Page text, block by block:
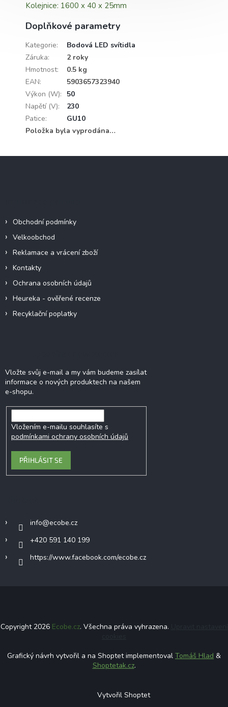
Kolejnice: 1600 x 40 x 25mm
Doplňkové parametry
Kategorie:
Bodová LED svítidla
Záruka:
2 roky
Hmotnost:
0.5 kg
EAN:
5903657323940
Výkon (W):
50
Napětí (V):
230
Patice:
GU10
Položka byla vyprodána…
Obchodní podmínky
Velkoobchod
Reklamace a vrácení zboží
Kontakty
Ochrana osobních údajů
Heureka - ověřené recenze
Recyklační poplatky
Vložte svůj e-mail a my vám budeme zasílat
informace o nových produktech na našem
e-shopu.
Vložením e-mailu souhlasíte s
podmínkami ochrany osobních údajů
PŘIHLÁSIT SE
info@ecobe.cz
+420 591 140 199
https://www.facebook.com/ecobe.cz
Copyright 2026 Ecobe.cz. Všechna práva vyhrazena.
Grafický návrh vytvořil a na Shoptet implementoval Tomáš Hlad &
Shoptetak.cz.
Vytvořil Shoptet